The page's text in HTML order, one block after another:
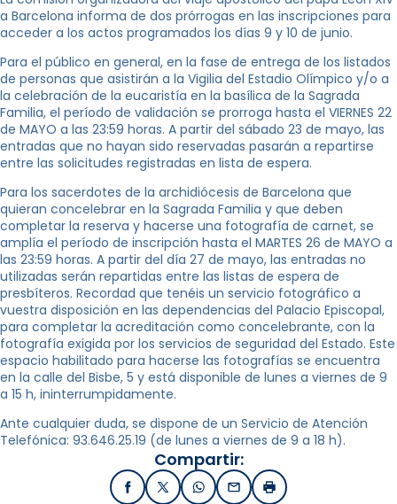
a Barcelona informa de dos prórrogas en las inscripciones para
acceder a los actos programados los días 9 y 10 de junio.
Para el público en general, en la fase de entrega de los listados
de personas que asistirán a la Vigilia del Estadio Olímpico y/o a
la celebración de la eucaristía en la basílica de la Sagrada
Familia, el período de validación se prorroga hasta el VIERNES 22
de MAYO a las 23:59 horas. A partir del sábado 23 de mayo, las
entradas que no hayan sido reservadas pasarán a repartirse
entre las solicitudes registradas en lista de espera.
Para los sacerdotes de la archidiócesis de Barcelona que
quieran concelebrar en la Sagrada Familia y que deben
completar la reserva y hacerse una fotografía de carnet, se
amplía el período de inscripción hasta el MARTES 26 de MAYO a
las 23:59 horas. A partir del día 27 de mayo, las entradas no
utilizadas serán repartidas entre las listas de espera de
presbíteros. Recordad que tenéis un servicio fotográfico a
vuestra disposición en las dependencias del Palacio Episcopal,
para completar la acreditación como concelebrante, con la
fotografía exigida por los servicios de seguridad del Estado. Este
espacio habilitado para hacerse las fotografías se encuentra
en la calle del Bisbe, 5 y está disponible de lunes a viernes de 9
a 15 h, ininterrumpidamente.
Ante cualquier duda, se dispone de un Servicio de Atención
Telefónica: 93.646.25.19 (de lunes a viernes de 9 a 18 h).
Compartir:
FacebookX / TwitterWhatsApp
EmailImprimir